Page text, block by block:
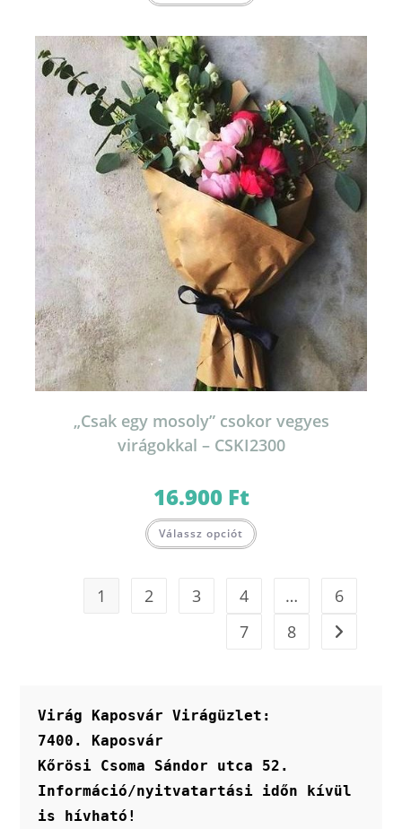
„Csak egy mosoly” csokor vegyes
virágokkal – CSKI2300
16.900 Ft
Válassz opciót
1 2 3 4 …
6
7
8
Virág Kaposvár Virágüzlet:
7400. Kaposvár
Kőrösi Csoma Sándor utca 52.
Információ/nyitvatartási időn kívül
is hívható!